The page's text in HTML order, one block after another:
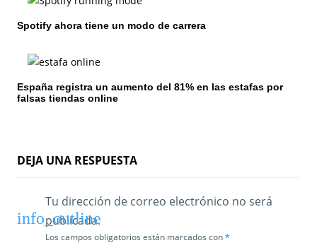
s
Spotify ahora tiene un modo de carrera
España registra un aumento del 81% en las estafas por
falsas tiendas online
DEJA UNA RESPUESTA
Tu dirección de correo electrónico no será
publicada.
Los campos obligatorios están marcados con*